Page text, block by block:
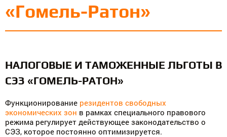
«Гомель-Ратон»
НАЛОГОВЫЕ И ТАМОЖЕННЫЕ ЛЬГОТЫ В
СЭЗ «ГОМЕЛЬ-РАТОН»
Функционирование резидентов свободных
экономических зон в рамках специального правового
режима регулирует действующее законодательство о
СЭЗ, которое постоянно оптимизируется.